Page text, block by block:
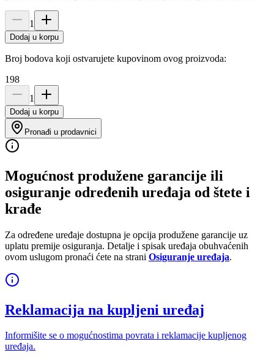
1
Dodaj u korpu
Broj bodova koji ostvarujete kupovinom ovog proizvoda:
198
1
Dodaj u korpu
Pronađi u prodavnici
Mogućnost produžene garancije ili
osiguranje određenih uređaja od štete i
krađe
Za određene uređaje dostupna je opcija produžene garancije uz
uplatu premije osiguranja. Detalje i spisak uređaja obuhvaćenih
ovom uslugom pronaći ćete na strani Osiguranje uređaja.
Reklamacija na kupljeni uređaj
Informišite se o mogućnostima povrata i reklamacije kupljenog
uređaja.